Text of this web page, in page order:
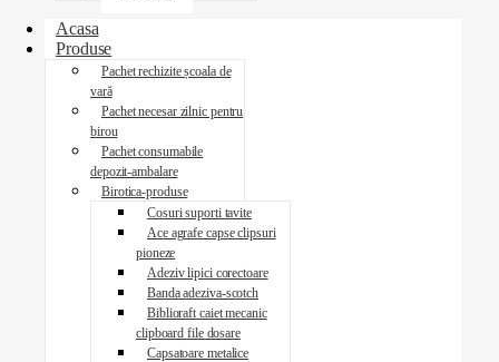
Acasa
Produse
Pachet rechizite școala de
vară
Pachet necesar zilnic pentru
birou
Pachet consumabile
depozit-ambalare
Birotica-produse
Cosuri suporti tavite
Ace agrafe capse clipsuri
pioneze
Adeziv lipici corectoare
Banda adeziva-scotch
Biblioraft caiet mecanic
clipboard file dosare
Capsatoare metalice